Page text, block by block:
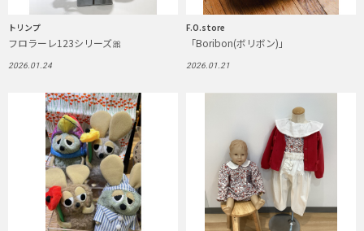
トリンプ
フロラーレ123シリーズ🎀
2026.01.24
F.O.store
「Boribon(ボリボン)」
2026.01.21